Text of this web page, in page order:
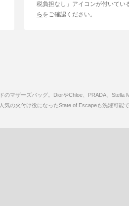
税負担なし」アイコンが付いてい
ら をご確認ください。
マザーズバッグ。DiorやChloe、PRADA、
の火付け役になったState of Escapeも洗濯可能